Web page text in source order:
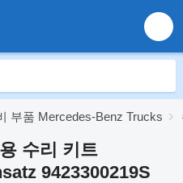
부품 Mercedes-Benz Trucks
수리 키트
9423300219S